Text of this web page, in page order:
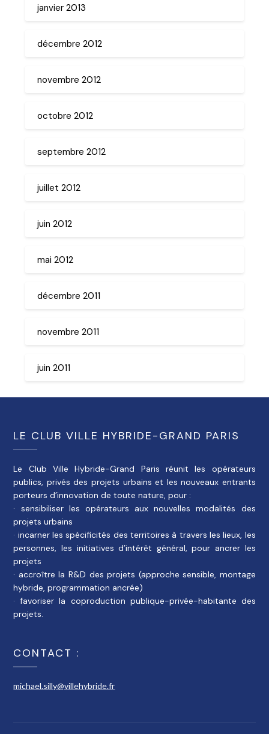
janvier 2013
décembre 2012
novembre 2012
octobre 2012
septembre 2012
juillet 2012
juin 2012
mai 2012
décembre 2011
novembre 2011
juin 2011
LE CLUB VILLE HYBRIDE-GRAND PARIS
Le Club Ville Hybride-Grand Paris réunit les opérateurs
publics, privés des projets urbains et les nouveaux entrants
porteurs d’innovation de toute nature, pour :
· sensibiliser les opérateurs aux nouvelles modalités des
projets urbains
· incarner les spécificités des territoires à travers les lieux, les
personnes, les initiatives d’intérêt général, pour ancrer les
projets
· accroître la R&D des projets (approche sensible, montage
hybride, programmation ancrée)
· favoriser la coproduction publique-privée-habitante des
projets.
CONTACT :
michael.silly@villehybride.fr